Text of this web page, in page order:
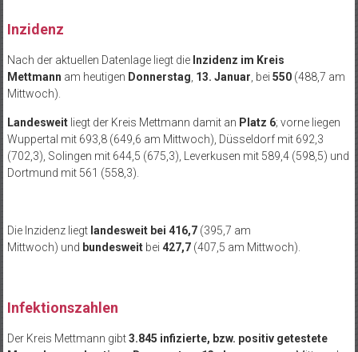
Inzidenz
Nach der aktuellen Datenlage liegt die Inzidenz im Kreis
Mettmann am heutigen Donnerstag 13. Januar , bei 550 (488,7 am
Mittwoch).
Landesweitliegt der Kreis Mettmann damit an Platz 6; vorne liegen
Wuppertal mit 693,8 (649,6 am Mittwoch), Düsseldorf mit 692,3
(702,3), Solingen mit 644,5 (675,3), Leverkusen mit 589,4 (598,5) und
Dortmund mit 561 (558,3).
Die Inzidenz liegtlandesweit bei 416,7 (395,7 am
Mittwoch) und bundesweitbei 427,7 (407,5 am Mittwoch).
Infektionszahlen
Der Kreis Mettmann gibt3.845 infizierte, bzw. positiv getestete